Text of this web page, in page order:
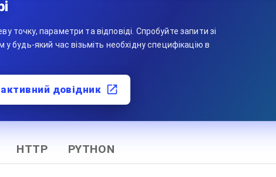
точку, параметри та відповіді. Спробуйте запити зі
у будь-який час візьміть необхідну специфікацію в
довідник
HTTP PYTHON